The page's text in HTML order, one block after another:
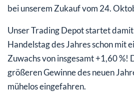
bei unserem Zukauf vom 24.
Unser Trading Depot startet
Handelstag des Jahres schon mit
Zuwachs von insgesamt +1,60 %!
größeren Gewinne des neuen
mühelos eingefahren.